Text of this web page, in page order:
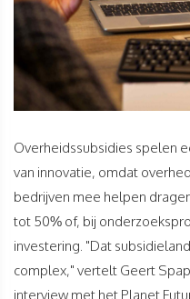
Overheidssubsidies spelen
van innovatie, omdat
bedrijven mee helpen
tot 50% of, bij
investering. "Dat
complex," vertelt Geert
interview met het Planet